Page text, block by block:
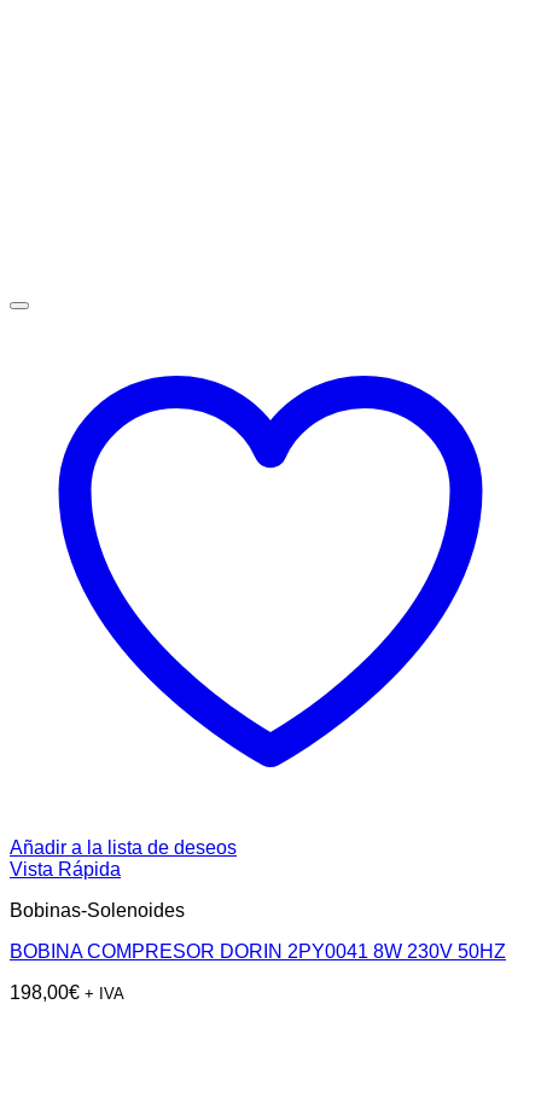
Añadir a la lista de deseos
Vista Rápida
Bobinas-Solenoides
BOBINA COMPRESOR DORIN 2PY0041 8W 230V 50HZ
198,00€ + IVA